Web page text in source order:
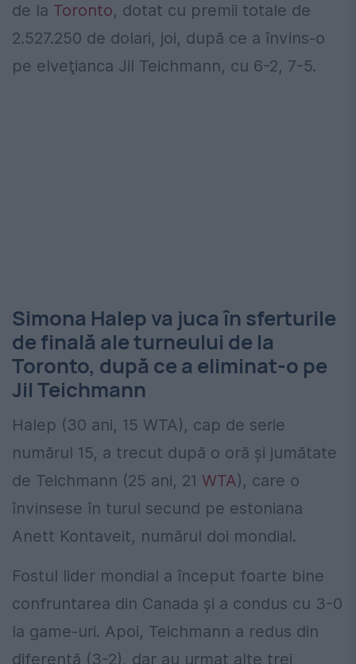
de la Toronto, dotat cu premii totale de
2.527.250 de dolari, joi, după ce a învins-o
pe elveţianca Jil Teichmann, cu 6-2, 7-5.
Simona Halep va juca în sferturile
de finală ale turneului de la
Toronto, după ce a eliminat-o pe
Jil Teichmann
Halep (30 ani, 15 WTA), cap de serie
numărul 15, a trecut după o oră şi jumătate
de Teichmann (25 ani, 21 WTA), care o
învinsese în turul secund pe estoniana
Anett Kontaveit, numărul doi mondial.
Fostul lider mondial a început foarte bine
confruntarea din Canada şi a condus cu 3-0
la game-uri. Apoi, Teichmann a redus din
diferență (3-2), dar au urmat alte trei